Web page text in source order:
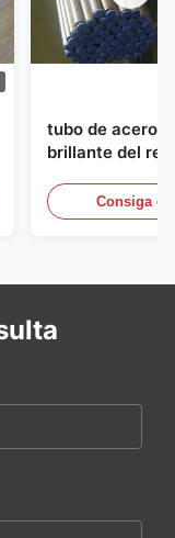
5800 a 6000
tubo de acero
brillante del
sistemasConsiga el